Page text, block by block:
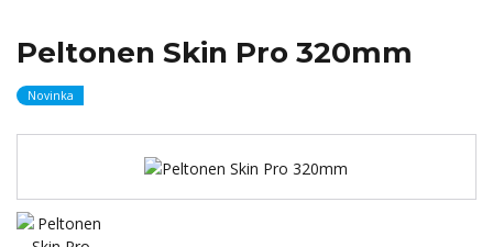
Peltonen Skin Pro 320mm
Novinka